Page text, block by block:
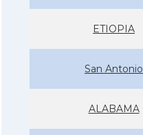
ETIOPIA
San Antonio
ALABAMA